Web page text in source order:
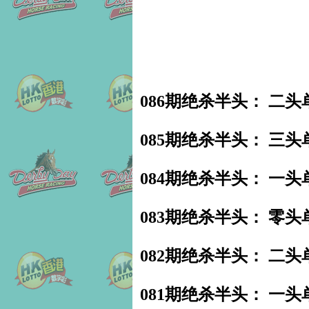
086期绝杀半头： 二头
085期绝杀半头： 三头
084期绝杀半头： 一头
083期绝杀半头： 零头
082期绝杀半头： 二头
081期绝杀半头： 一头